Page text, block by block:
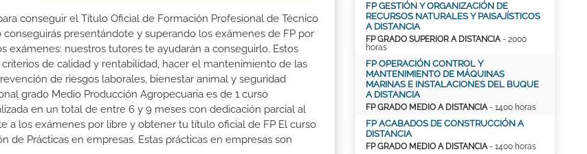
conseguir el Título Oficial de Formación Profesional de Técnico
presentándote y superando los exámenes de FP por
exámenes: nuestros tutores te ayudarán a conseguirlo. Estos
de calidad y rentabilidad, hacer el mantenimiento de las
de riesgos laborales, bienestar animal y seguridad
grado Medio Producción Agropecuaria es de 1 curso
en un total de entre 6 y 9 meses con dedicación parcial al
a los exámenes por libre y obtener tu título oficial de FP El curso
Prácticas en empresas. Estas prácticas en empresas son
FP GESTIÓN Y ORGANIZACIÓN DE
RECURSOS NATURALES Y PAISAJÍSTICOS
A DISTANCIA
FP GRADO SUPERIOR A DISTANCIA- 2000
horas
FP OPERACIÓN CONTROL Y
MANTENIMIENTO DE MÁQUINAS
MARINAS E INSTALACIONES DEL BUQUE
A DISTANCIA
FP GRADO MEDIO A DISTANCIA- 1400 horas
FP ACABADOS DE CONSTRUCCIÓN A
DISTANCIA
FP GRADO MEDIO A DISTANCIA- 1400 horas